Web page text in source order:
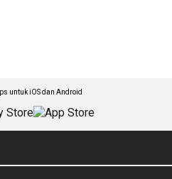
untuk iOS dan Android